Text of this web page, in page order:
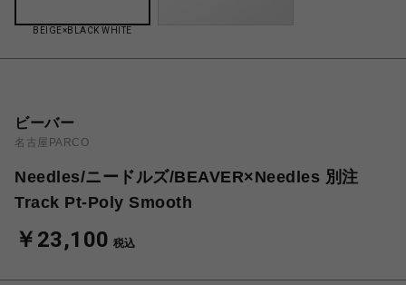
BEIGE×BLACK WHITE
ビーバー
名古屋PARCO
Needles/ニードルズ/BEAVER×Needles 別注
Track Pt-Poly Smooth
￥23,100 税込